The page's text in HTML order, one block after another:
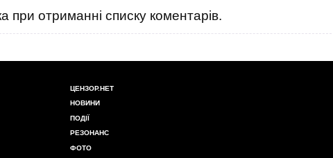
при отриманні списку коментарів.
ЦЕНЗОР.НЕТ
НОВИНИ
ПОДІЇ
РЕЗОНАНС
ФОТО